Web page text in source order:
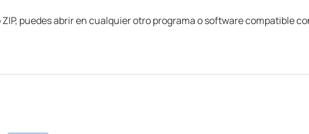
puedes abrir en cualquier otro programa o software compatible